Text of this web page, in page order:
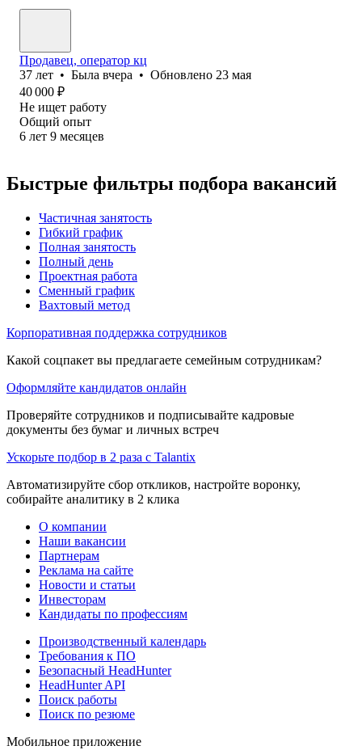
Продавец, оператор кц
37 лет • Была вчера • Обновлено 23 мая
40 000 ₽
Не ищет работу
Общий опыт
6 лет 9 месяцев
Быстрые фильтры подбора вакансий
Частичная занятость
Гибкий график
Полная занятость
Полный день
Проектная работа
Сменный график
Вахтовый метод
Корпоративная поддержка сотрудников
Какой соцпакет вы предлагаете семейным сотрудникам?
Оформляйте кандидатов онлайн
Проверяйте сотрудников и подписывайте кадровые
документы без бумаг и личных встреч
Ускорьте подбор в 2 раза с Talantix
Автоматизируйте сбор откликов, настройте воронку,
собирайте аналитику в 2 клика
О компании
Наши вакансии
Партнерам
Реклама на сайте
Новости и статьи
Инвесторам
Кандидаты по профессиям
Производственный календарь
Требования к ПО
Безопасный HeadHunter
HeadHunter API
Поиск работы
Поиск по резюме
Мобильное приложение